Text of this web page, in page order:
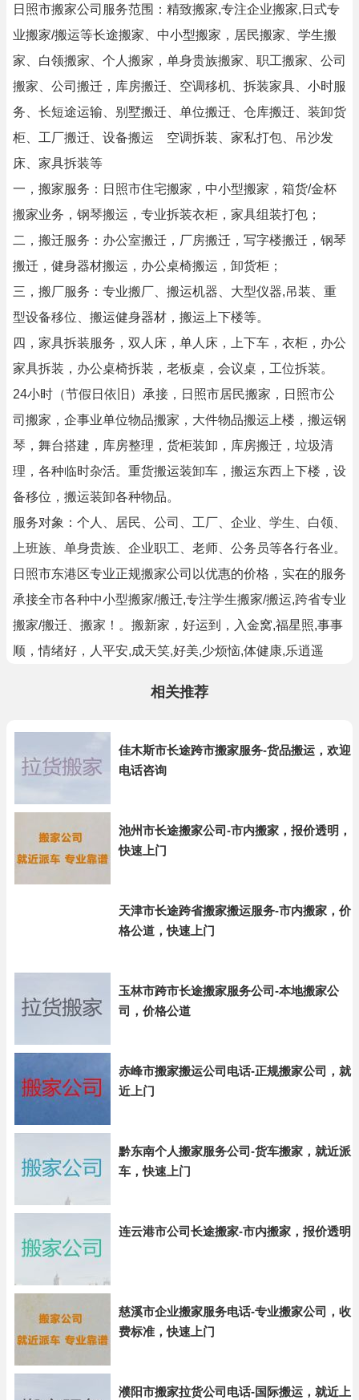
日照市搬家公司服务范围：精致搬家,专注企业搬家,日式专
业搬家/搬运等长途搬家、中小型搬家，居民搬家、学生搬
家、白领搬家、个人搬家，单身贵族搬家、职工搬家、公司
搬家、公司搬迁，库房搬迁、空调移机、拆装家具、小时服
务、长短途运输、别墅搬迁、单位搬迁、仓库搬迁、装卸货
柜、工厂搬迁、设备搬运 空调拆装、家私打包、吊沙发
床、家具拆装等
一，搬家服务：日照市住宅搬家，中小型搬家，箱货/金杯
搬家业务，钢琴搬运，专业拆装衣柜，家具组装打包；
二，搬迁服务：办公室搬迁，厂房搬迁，写字楼搬迁，钢琴
搬迁，健身器材搬运，办公桌椅搬运，卸货柜；
三，搬厂服务：专业搬厂、搬运机器、大型仪器,吊装、重
型设备移位、搬运健身器材，搬运上下楼等。
四，家具拆装服务，双人床，单人床，上下车，衣柜，办公
家具拆装，办公桌椅拆装，老板桌，会议桌，工位拆装。
24小时（节假日依旧）承接，日照市居民搬家，日照市公
司搬家，企事业单位物品搬家，大件物品搬运上楼，搬运钢
琴，舞台搭建，库房整理，货柜装卸，库房搬迁，垃圾清
理，各种临时杂活。重货搬运装卸车，搬运东西上下楼，设
备移位，搬运装卸各种物品。
服务对象：个人、居民、公司、工厂、企业、学生、白领、
上班族、单身贵族、企业职工、老师、公务员等各行各业。
日照市东港区专业正规搬家公司以优惠的价格，实在的服务
承‌‌接全市各种中小型搬家/搬迁,专注学生搬家/搬运,跨省专业
搬家/搬迁、搬家！。搬新家，好运到，入金窝,福星照,事事
顺，情绪好，人平安,成天笑,好美,少烦恼,体健康,乐逍遥
相关推荐
佳木斯市长途跨市搬家服务-货品搬运，欢迎
电话咨询
池州市长途搬家公司-市内搬家，报价透明，
快速上门
天津市长途跨省搬家搬运服务-市内搬家，价
格公道，快速上门
玉林市跨市长途搬家服务公司-本地搬家公
司，价格公道
赤峰市搬家搬运公司电话-正规搬家公司，就
近上门
黔东南个人搬家服务公司-货车搬家，就近派
车，快速上门
连云港市公司长途搬家-市内搬家，报价透明
慈溪市企业搬家服务电话-专业搬家公司，收
费标准，快速上门
濮阳市搬家拉货公司电话-国际搬运，就近上